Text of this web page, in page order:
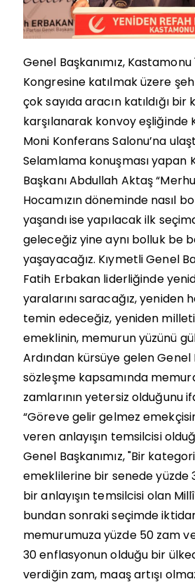
Genel Başkanımız, Kastamonu
Kongresine katılmak üzere
çok sayıda aracın katıldığı bir
karşılanarak konvoy eşliğinde
Moni Konferans Salonu’na
Selamlama konuşması yapan
Başkanı Abdullah Aktaş
Hocamızın döneminde nasıl
yaşandı ise yapılacak ilk
geleceğiz yine aynı bolluk be
yaşayacağız. Kıymetli Genel
Fatih Erbakan liderliğinde
yaralarını saracağız, yeniden
temin edeceğiz, yeniden
emeklinin, memurun yüzünü
Ardından kürsüye gelen Genel
sözleşme kapsamında
zamlarının yetersiz olduğunu
“Göreve gelir gelmez
veren anlayışın temsilcisi
Genel Başkanımız, "Bir
emeklilerine bir senede yüzde
bir anlayışın temsilcisi olan
bundan sonraki seçimde
memurumuza yüzde 50 zam
30 enflasyonun olduğu bir
verdiğin zam, maaş artışı